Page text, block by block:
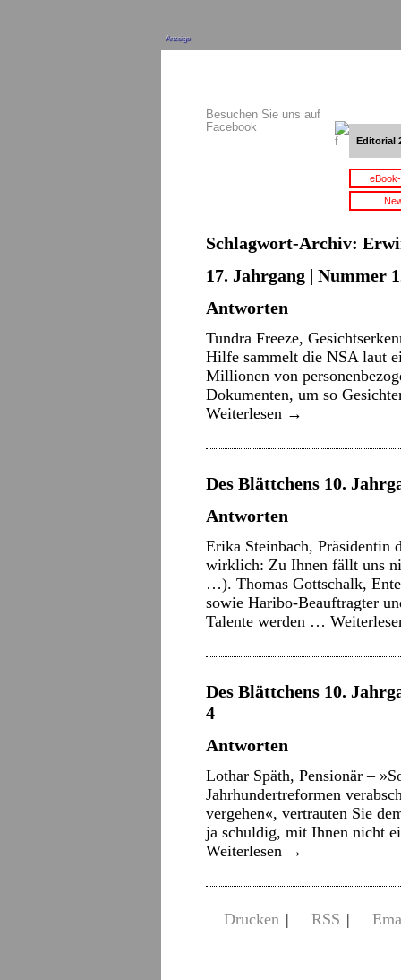
Anzeige
Besuchen Sie uns auf
Facebook
Editorial
Schlagwort-Archiv:
17. Jahrgang | Nummer
Antworten
Tundra Freeze,
Hilfe sammelt die NSA laut
Millionen von
Dokumenten, um so
Weiterlesen →
Des Blättchens 10.
Antworten
Erika Steinbach, Präsidentin
wirklich: Zu Ihnen fällt uns
…). Thomas Gottschalk,
sowie Haribo-Beauftragter
Talente werden …
Des Blättchens 10.
4
Antworten
Lothar Späth, Pensionär –
Jahrhundertreformen
vergehen«, vertrauten Sie
ja schuldig, mit Ihnen nicht
Weiterlesen →
Drucken | RSS |